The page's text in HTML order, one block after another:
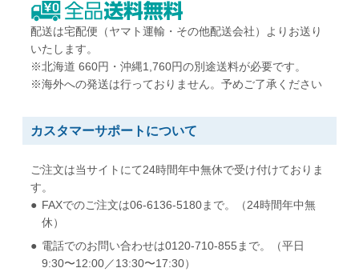
B6用紙が折らずに入る
配送は宅配便（ヤマト運輸・その他配送会社）よりお送り
いたします。
※北海道 660円・沖縄1,760円の別途送料が必要です。
※海外への発送は行っておりません。予めご了承ください
カスタマーサポートについて
ご注文は当サイトにて24時間年中無休で受け付けておりま
す。
FAXでのご注文は06-6136-5180まで。（24時間年中無
休）
電話でのお問い合わせは0120-710-855まで。（平日
9:30〜12:00／13:30〜17:30）